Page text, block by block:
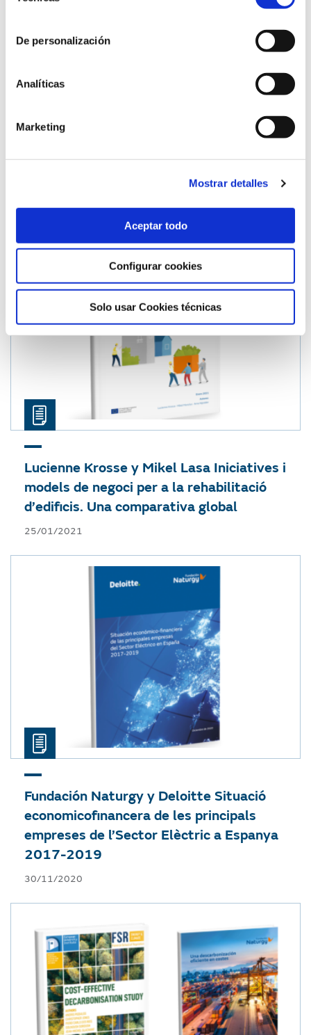
De personalización
Analíticas
Marketing
Mostrar detalles
Aceptar todo
Configurar cookies
Solo usar Cookies técnicas
El paper de
les finances sostenibles en el sector de
Lucienne Krosse y Mikel Lasa Iniciatives i
models de negoci per a la rehabilitació
d’edificis. Una comparativa global
25/01/2021
Fundación Naturgy y Deloitte Situació
economicofinancera de les principals
empreses de l’Sector Elèctric a Espanya
2017-2019
30/11/2020